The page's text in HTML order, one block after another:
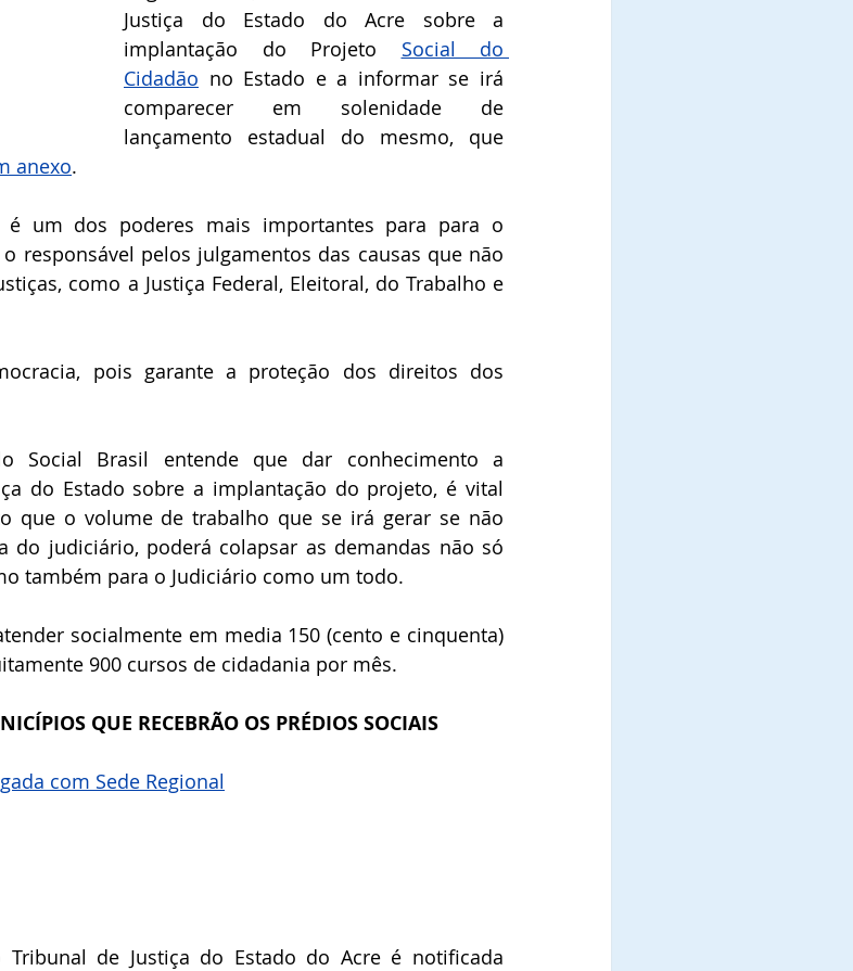
Justiça do Estado do Acre sobre a
implantação do Projeto Social do
Cidadão no Estado e a informar se irá
comparecer em solenidade de
lançamento estadual do mesmo, que
anexo.
é um dos poderes mais importantes para para o
responsável pelos julgamentos das causas que não
como a Justiça Federal, Eleitoral, do Trabalho e
pois garante a proteção dos direitos dos
Social Brasil entende que dar conhecimento a
do Estado sobre a implantação do projeto, é vital
que o volume de trabalho que se irá gerar se não
do judiciário, poderá colapsar as demandas não só
também para o Judiciário como um todo.
socialmente em media 150 (cento e cinquenta)
900 cursos de cidadania por mês.
QUE RECEBRÃO OS PRÉDIOS SOCIAIS
com Sede Regional
Tribunal de Justiça do Estado do Acre é notificada